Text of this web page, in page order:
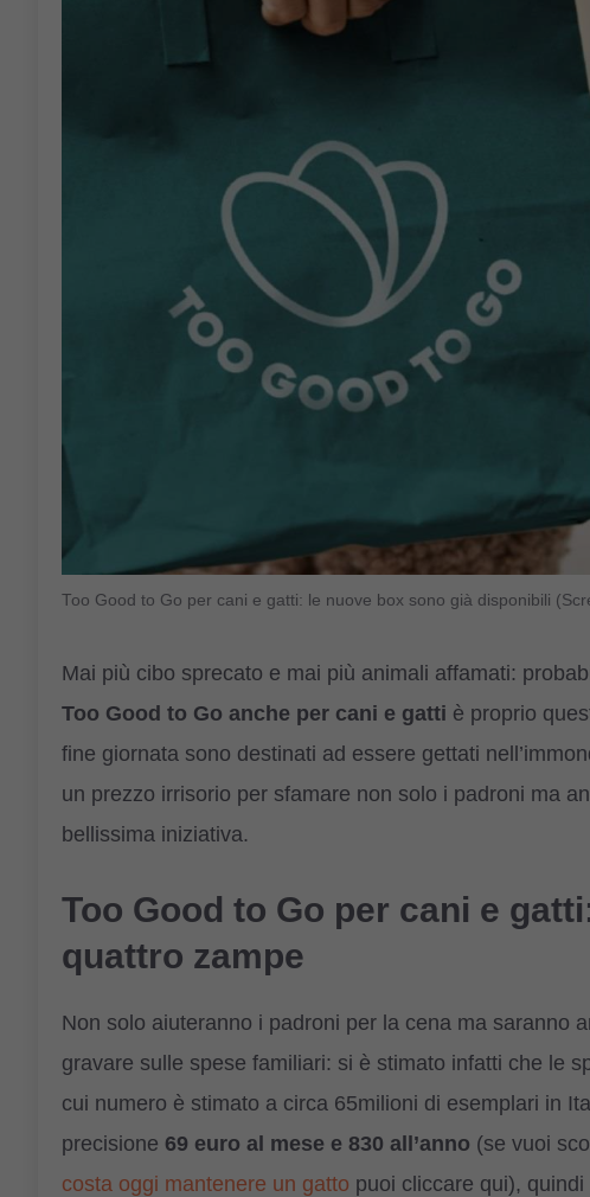
Too Good to Go per cani e gatti: le nuove box sono già disponibili
Mai più cibo sprecato e mai più animali affamati:
Too Good to Go anche per cani e gatti è proprio
fine giornata sono destinati ad essere gettati
un prezzo irrisorio per sfamare non solo i padroni ma
bellissima iniziativa.
Too Good to Go per cani e
quattro zampe
Non solo aiuteranno i padroni per la cena ma saranno
gravare sulle spese familiari: si è stimato infatti che le
cui numero è stimato a circa 65milioni di esemplari in
precisione 69 euro al mese e 830 all’anno (se vuoi
costa oggi mantenere un gatto puoi cliccare qui),